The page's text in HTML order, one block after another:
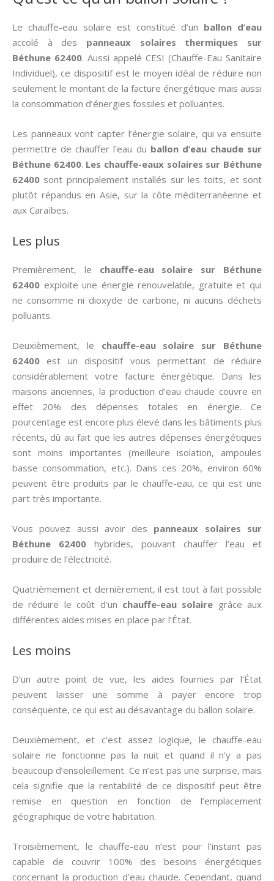
Le chauffe-eau solaire est constitué d’un ballon d’eau
accolé à des panneaux solaires thermiques
sur
Béthune 62400. Aussi appelé CESI (Chauffe-Eau Sanitaire
Individuel), ce dispositif est le moyen idéal de réduire non
seulement le montant de la facture énergétique mais aussi
la consommation d’énergies fossiles et polluantes.
Les panneaux vont capter l’énergie solaire, qui va ensuite
permettre de chauffer l’eau du ballon d’eau chaude sur
Béthune 62400. Les chauffe-eaux solaires sur Béthune
62400 sont principalement installés sur les toits, et sont
plutôt répandus en Asie, sur la côte méditerranéenne et
aux Caraïbes.
Les plus
Premièrement, le chauffe-eau solaire sur Béthune
62400 exploite une énergie renouvelable, gratuite et qui
ne consomme ni dioxyde de carbone, ni aucuns déchets
polluants.
Deuxièmement, le chauffe-eau solaire sur Béthune
62400 est un dispositif vous permettant de réduire
considérablement votre facture énergétique. Dans les
maisons anciennes, la production d’eau chaude couvre en
effet 20% des dépenses totales en énergie. Ce
pourcentage est encore plus élevé dans les bâtiments plus
récents, dû au fait que les autres dépenses énergétiques
sont moins importantes (meilleure isolation, ampoules
basse consommation, etc.). Dans ces 20%, environ 60%
peuvent être produits par le chauffe-eau, ce qui est une
part très importante.
Vous pouvez aussi avoir des panneaux solaires sur
Béthune 62400 hybrides, pouvant chauffer l’eau et
produire de l’électricité.
Quatrièmement et dernièrement, il est tout à fait possible
de réduire le coût d’un chauffe-eau solaire grâce aux
différentes aides mises en place par l’État.
Les moins
D’un autre point de vue, les aides fournies par l’État
peuvent laisser une somme à payer encore trop
conséquente, ce qui est au désavantage du ballon solaire.
Deuxièmement, et c’est assez logique, le chauffe-eau
solaire ne fonctionne pas la nuit et quand il n’y a pas
beaucoup d’ensoleillement. Ce n’est pas une surprise, mais
cela signifie que la rentabilité de ce dispositif peut être
remise en question en fonction de l’emplacement
géographique de votre habitation.
Troisièmement, le chauffe-eau n’est pour l’instant pas
capable de couvrir 100% des besoins énergétiques
concernant la production d’eau chaude. Cependant, quand